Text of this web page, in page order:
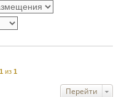
1 из 1
Перейти